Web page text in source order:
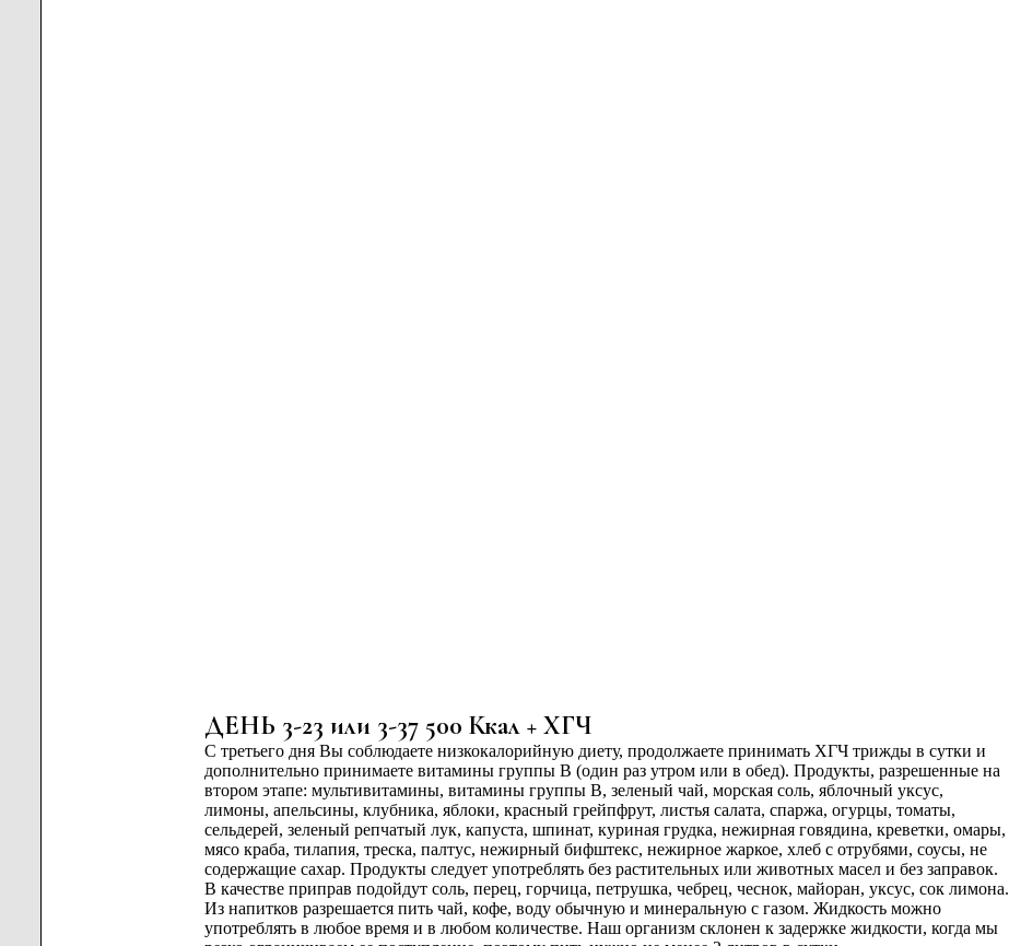
ДЕНЬ 3-23 или 3-37 500 Ккал + ХГЧ
С третьего дня Вы соблюдаете низкокалорийную диету, продолжаете принимать ХГЧ трижды в сутки и
дополнительно принимаете витамины группы В (один раз утром или в обед). Продукты, разрешенные на
втором этапе: мультивитамины, витамины группы В, зеленый чай, морская соль, яблочный уксус,
лимоны, апельсины, клубника, яблоки, красный грейпфрут, листья салата, спаржа, огурцы, томаты,
сельдерей, зеленый репчатый лук, капуста, шпинат, куриная грудка, нежирная говядина, креветки, омары,
мясо краба, тилапия, треска, палтус, нежирный бифштекс, нежирное жаркое, хлеб с отрубями, соусы, не
содержащие сахар. Продукты следует употреблять без растительных или животных масел и без заправок.
В качестве приправ подойдут соль, перец, горчица, петрушка, чебрец, чеснок, майоран, уксус, сок лимона.
Из напитков разрешается пить чай, кофе, воду обычную и минеральную с газом. Жидкость можно
употреблять в любое время и в любом количестве. Наш организм склонен к задержке жидкости, когда мы